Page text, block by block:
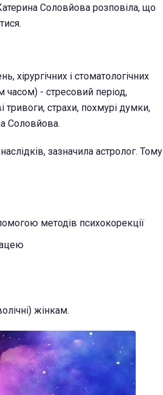
Соловйова розповіла, що
хірургічних і стоматологічних
часом) - стресовий період,
страхи, похмурі думки,
Соловйова.
зазначила астролог. Тому
методів психокорекції
жінкам.